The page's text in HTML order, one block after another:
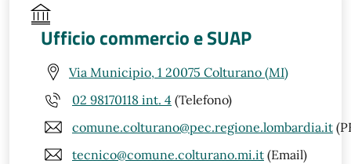
Ufficio commercio e SUAP
Via Municipio, 1 20075 Colturano (MI)
02 98170118 int. 4 (Telefono)
comune.colturano@pec.regione.lombardia.it
tecnico@comune.colturano.mi.it (Email)